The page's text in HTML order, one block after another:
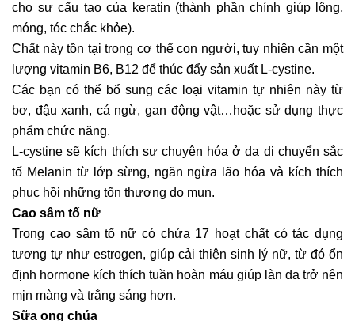
cho sự cấu tạo của keratin (thành phần chính giúp lông,
móng, tóc chắc khỏe).
Chất này tồn tại trong cơ thể con người, tuy nhiên cần một
lượng vitamin B6, B12 để thúc đẩy sản xuất L-cystine.
Các bạn có thể bổ sung các loại vitamin tự nhiên này từ
bơ, đậu xanh, cá ngừ, gan động vật…hoặc sử dụng thực
phẩm chức năng.
L-cystine sẽ kích thích sự chuyện hóa ở da di chuyển sắc
tố Melanin từ lớp sừng, ngăn ngừa lão hóa và kích thích
phục hồi những tổn thương do mụn.
Cao sâm tố nữ
Trong cao sâm tố nữ có chứa 17 hoạt chất có tác dụng
tương tự như estrogen, giúp cải thiện sinh lý nữ, từ đó ổn
định hormone kích thích tuần hoàn máu giúp làn da trở nên
mịn màng và trắng sáng hơn.
Sữa ong chúa